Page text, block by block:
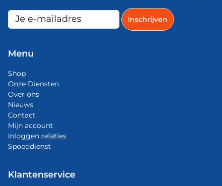
Menu
Shop
Onze Diensten
Over ons
Nieuws
Contact
Mijn account
Inloggen relaties
Spoeddienst
Klantenservice